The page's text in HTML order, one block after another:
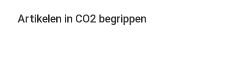
Artikelen in CO2 begrippen